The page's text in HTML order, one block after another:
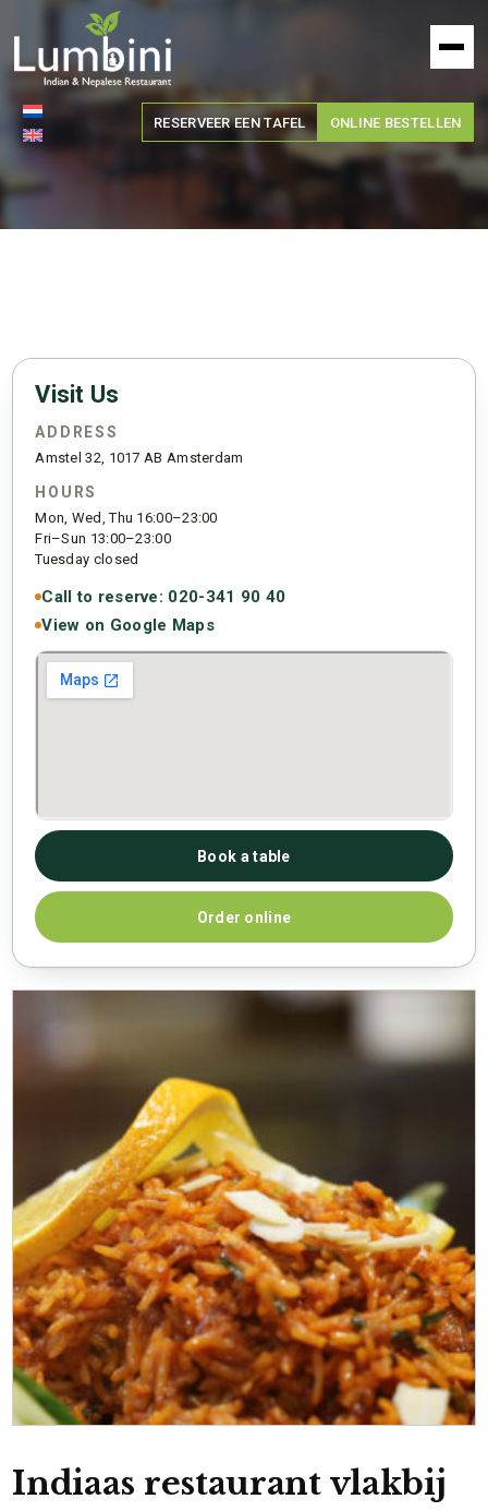
Restaurant
RESERVEER EEN TAFEL ONLINE BESTELLEN
Indiaas restaurant vlakbij
Visit Us
ADDRESS
Amstel 32, 1017 AB Amsterdam
HOURS
Mon, Wed, Thu 16:00–23:00
Fri–Sun 13:00–23:00
Tuesday closed
Call to reserve: 020-341 90 40
View on Google Maps
Book a table
Order online